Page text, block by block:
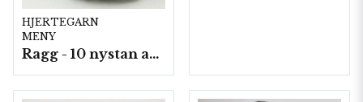
HJERTEGARN
MENY
Ragg - 10 nystan a50g./fp.